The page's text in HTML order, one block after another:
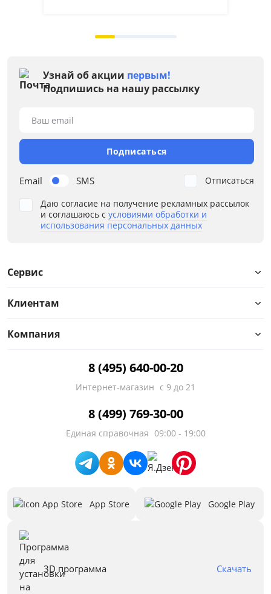
Узнай об акции первым!
Подпишись на нашу рассылку
Email SMS
Ваш email
Подписаться
Даю согласие на получение рекламных рассылок
и соглашаюсь с условиями обработки и
использования персональных данных
Отписаться
Сервис
Клиентам
Компания
8 (495) 640-00-20
Интернет-магазин с 9 до 21
8 (499) 769-30-00
Единая справочная 09:00 - 19:00
App Store Google Play
3D программа Скачать